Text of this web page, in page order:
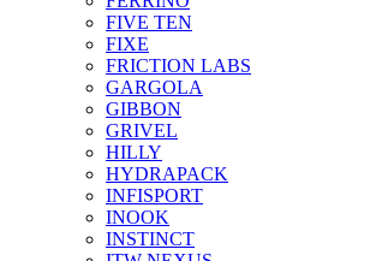
FIVE TEN
FIXE
FRICTION LABS
GARGOLA
GIBBON
GRIVEL
HILLY
HYDRAPACK
INFISPORT
INOOK
INSTINCT